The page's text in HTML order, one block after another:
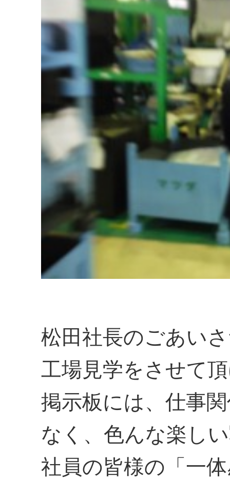
松田社長のごあい
工場見学をさせて
掲示板には、仕事
なく、色んな楽し
社員の皆様の「一